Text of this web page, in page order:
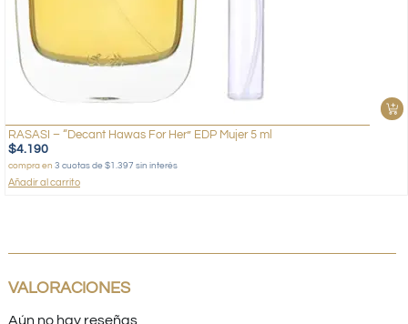
RASASI – “Decant Hawas For Her” EDP Mujer 5 ml
$4.190
compra en 3 cuotas de $1.397 sin interés
Añadir al carrito
VALORACIONES
Aún no hay reseñas